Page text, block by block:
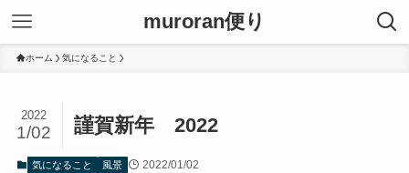
muroran便り
ホーム 気になること
謹賀新年 2022
2022
1/02
気になること 風景 2022/01/02